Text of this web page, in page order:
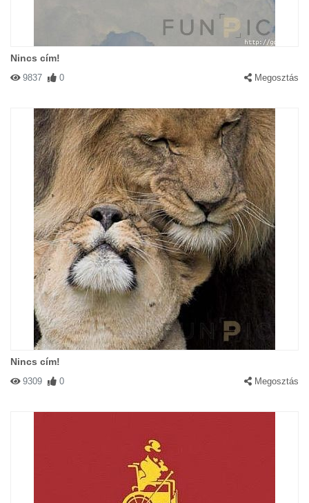
Nincs cím!
9837 0 Megosztás
Nincs cím!
9309 0 Megosztás